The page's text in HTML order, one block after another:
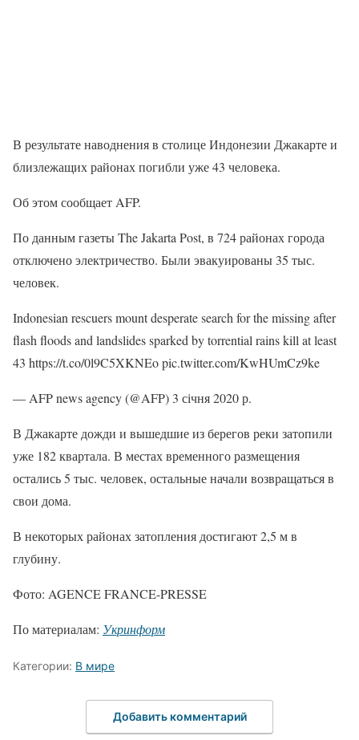
В результате наводнения в столице Индонезии Джакарте и
близлежащих районах погибли уже 43 человека.
Об этом сообщает AFP.
По данным газеты The Jakarta Post, в 724 районах города
отключено электричество. Были эвакуированы 35 тыс.
человек.
Indonesian rescuers mount desperate search for the missing after
flash floods and landslides sparked by torrential rains kill at least
43 https://t.co/0l9C5XKNEo pic.twitter.com/KwHUmCz9ke
— AFP news agency (@AFP) 3 січня 2020 р.
В Джакарте дожди и вышедшие из берегов реки затопили
уже 182 квартала. В местах временного размещения
остались 5 тыс. человек, остальные начали возвращаться в
свои дома.
В некоторых районах затопления достигают 2,5 м в
глубину.
Фото: AGENCE FRANCE-PRESSE
По материалам: Укринформ
Категории: В мире
Добавить комментарий